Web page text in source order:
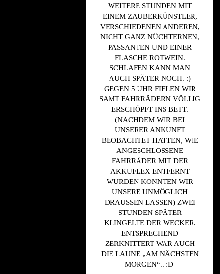
EITERE STUNDEN MIT E
INEM ZAUBERKÜNSTLER, V
ERSCHIEDENEN ANDEREN, N
ICHT GANZ NÜCHTERNEN, P
ASSANTEN UND EINER F
LASCHE ROTWEIN. S
CHLAFEN KANN MAN A
UCH SPÄTER NOCH. :) G
EGEN 5 UHR FIELEN WIR S
AMT FAHRRÄDERN VÖLLIG E
RSCHÖPFT INS BETT. (
NACHDEM WIR BEI U
NSERER ANKUNFT B
EOBACHTET HATTEN, WIE A
NGESCHLOSSENE F
AHRRÄDER MIT DER A
KKUFLEX ENTFERNT W
URDEN KONNTEN WIR U
NSERE UNMÖGLICH D
RAUSSEN LASSEN) ZWEI ST
UNDEN SPÄTER KL
INGELTE DER WECKER. EN
TSPRECHEND ZE
RKNITTERT WAR AUCH DI
E LAUNE „AM NÄCHSTEN MO
RGEN“.. :D